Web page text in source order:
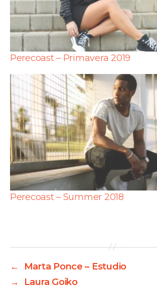
Perecoast – Primavera 2019
Perecoast – Summer 2018
←
Marta Ponce – Estudio
→
Laura Goiko